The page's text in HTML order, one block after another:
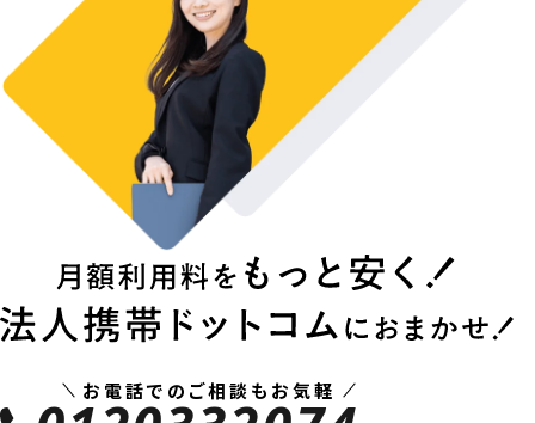
お電話でのご相談もお気軽